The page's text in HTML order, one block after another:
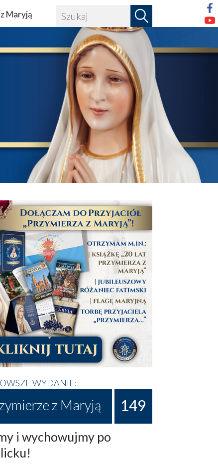
Maryją
WYDANIE:
z Maryją 149
i wychowujmy po